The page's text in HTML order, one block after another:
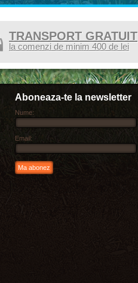
TRANSPORT GRATUIT
la comenzi de minim 400 de lei
Aboneaza-te la newsletter
Nume:
Email: